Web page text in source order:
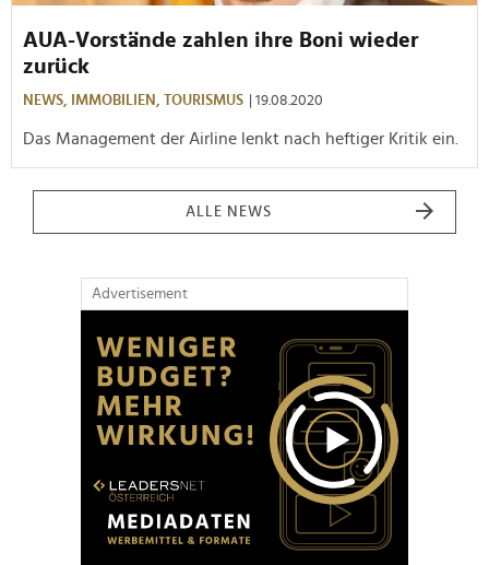
AUA-Vorstände zahlen ihre Boni wieder
zurück
NEWS, IMMOBILIEN, TOURISMUS | 19.08.2020
Das Management der Airline lenkt nach heftiger Kritik ein.
ALLE NEWS
Advertisement